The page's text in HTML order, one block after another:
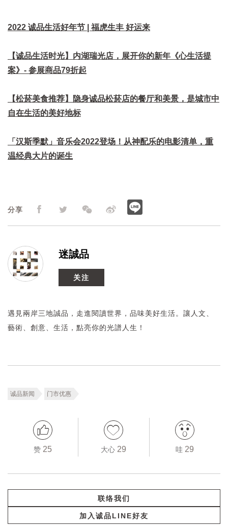
2022 诚品生活好年节 | 福虎生丰 好运来
【诚品生活时光】内湖瑞光店，展开你的新年《心生活提
案》- 参展商品79折起
【松菸美食推荐】隐身诚品松菸店的餐厅和美景，是城市中
自在生活的美好地标
「汉斯季默」音乐会2022登场！从神配乐的电影清单，重
温经典大片的诞生
分享
迷誠品
关注
遇見兩岸三地誠品，走進閱讀世界，品味美好生活。讓人文、
藝術、創意、生活，點亮你的光譜人生！
诚品新闻 门市优惠
赞25 大心29 哇29
联络我们
加入诚品LINE好友